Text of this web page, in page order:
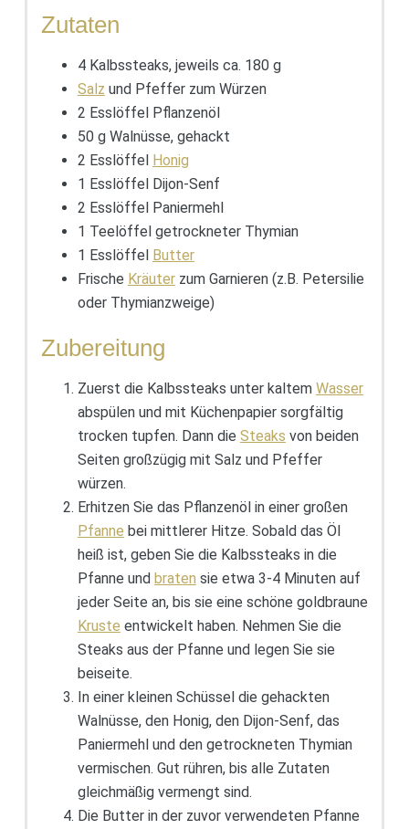
Zutaten
4 Kalbssteaks, jeweils ca. 180 g
Salz und Pfeffer zum Würzen
2 Esslöffel Pflanzenöl
50 g Walnüsse, gehackt
2 Esslöffel
Honig
1 Esslöffel Dijon-Senf
2 Esslöffel Paniermehl
1 Teelöffel getrockneter Thymian
1 Esslöffel
Butter
Frische Kräuterzum Garnieren (z.B. Petersilie
oder Thymianzweige)
Zubereitung
Zuerst die Kalbssteaks unter kaltem Wasser
abspülen und mit Küchenpapier sorgfältig
trocken tupfen. Dann die Steaks von beiden
Seiten großzügig mit Salz und Pfeffer
würzen.
Erhitzen Sie das Pflanzenöl in einer großen
Pfanne bei mittlerer Hitze. Sobald das Öl
heiß ist, geben Sie die Kalbssteaks in die
Pfanne und braten sie etwa 3-4 Minuten auf
jeder Seite an, bis sie eine schöne goldbraune
Kruste entwickelt haben. Nehmen Sie die
Steaks aus der Pfanne und legen Sie sie
beiseite.
In einer kleinen Schüssel die gehackten
Walnüsse, den Honig, den Dijon-Senf, das
Paniermehl und den getrockneten Thymian
vermischen. Gut rühren, bis alle Zutaten
gleichmäßig vermengt sind.
Die Butter in der zuvor verwendeten Pfanne